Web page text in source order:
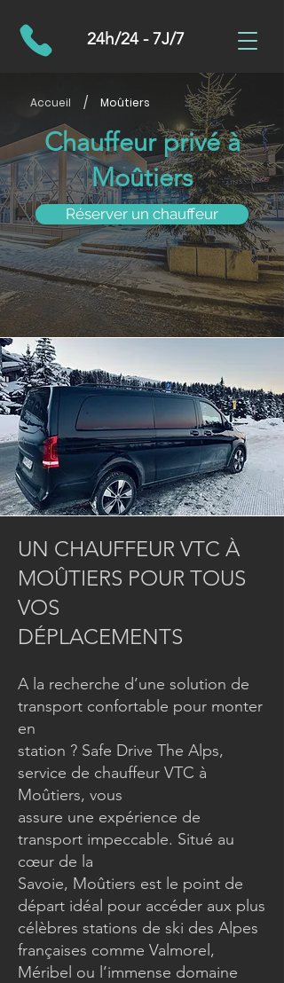
24h/24 - 7J/7
Accueil / Moûtiers
Chauffeur privé à
Moûtiers
Réserver un chauffeur
UN CHAUFFEUR VTC À
MOÛTIERS POUR TOUS
VOS
DÉPLACEMENTS
A la recherche d’une solution de
transport confortable pour monter
en
station ? Safe Drive The Alps,
service de chauffeur VTC à
Moûtiers, vous
assure une expérience de
transport impeccable. Situé au
cœur de la
Savoie, Moûtiers est le point de
départ idéal pour accéder aux plus
célèbres stations de ski des Alpes
françaises comme Valmorel,
Méribel ou l’immense domaine